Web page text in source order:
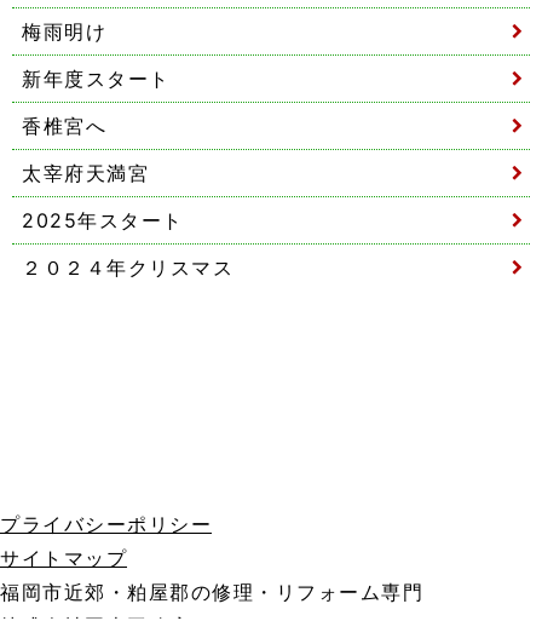
梅雨明け
新年度スタート
香椎宮へ
太宰府天満宮
2025年スタート
２０２４年クリスマス
プライバシーポリシー
サイトマップ
福岡市近郊・粕屋郡の修理・リフォーム専門
株式会社岡本工務店